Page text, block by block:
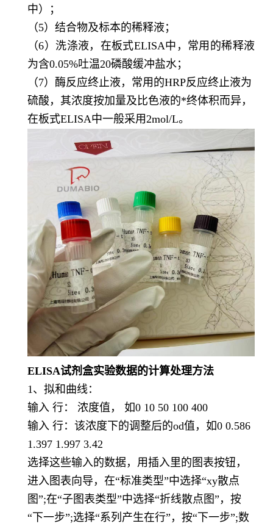
中）；
（5）结合物及标本的稀释液；
（6）洗涤液，在板式ELISA中，常用的稀释液
为含0.05%吐温20磷酸缓冲盐水；
（7）酶反应终止液，常用的HRP反应终止液为
硫酸，其浓度按加量及比色液的*终体积而异，
在板式ELISA中一般采用2mol/L。
ELISA试剂盒实验数据的计算处理方法
1、拟和曲线：
输入 行： 浓度值， 如0 10 50 100 400
输入 行：该浓度下的调整后的od值，如0 0.586
1.397 1.997 3.42
选择这些输入的数据，用插入里的图表按钮，
进入图表向导，在“标准类型”中选择“xy散点
图”;在“子图表类型”中选择“折线散点图”，按
“下一步”;选择“系列产生在行”，按“下一步”;数